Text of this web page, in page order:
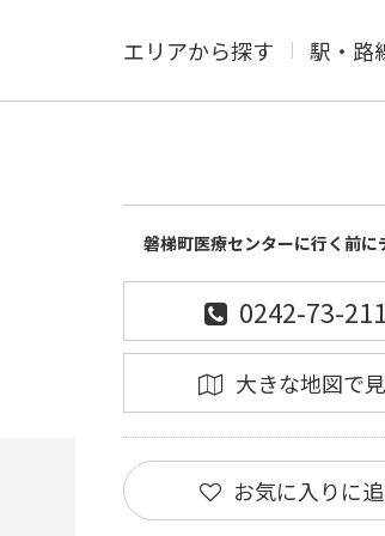
エリアから探す 駅・路
磐梯町医療センターに行く前に
0242-73-
大きな地図で
お気に入りに